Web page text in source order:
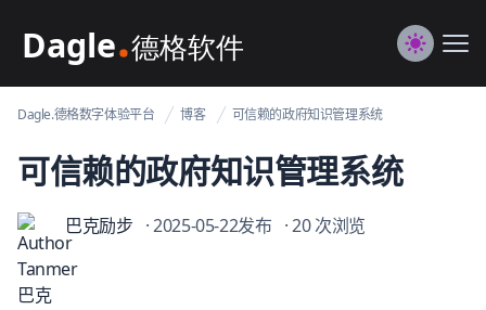
Dagle@数字体验管理
Switch
Dagle.德格数字体验平台 博客 可信赖的政府知识管理系统
可信赖的政府知识管理系统
巴克励步 · 2025-05-22发布 · 20 次浏览